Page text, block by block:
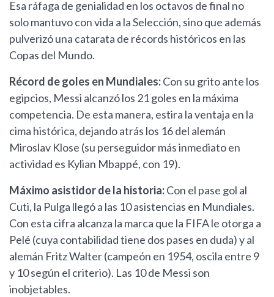
Esa ráfaga de genialidad en los octavos de final no
solo mantuvo con vida a la Selección, sino que además
pulverizó una catarata de récords históricos en las
Copas del Mundo.
Récord de goles en Mundiales:Con su grito ante los
egipcios, Messi alcanzó los 21 goles en la máxima
competencia. De esta manera, estira la ventaja en la
cima histórica, dejando atrás los 16 del alemán
Miroslav Klose (su perseguidor más inmediato en
actividad es Kylian Mbappé, con 19).
Máximo asistidor de la historia:Con el pase gol al
Cuti, la Pulga llegó a las 10 asistencias en Mundiales.
Con esta cifra alcanza la marca que la FIFA le otorga a
Pelé (cuya contabilidad tiene dos pases en duda) y al
alemán Fritz Walter (campeón en 1954, oscila entre 9
y 10 según el criterio). Las 10 de Messi son
inobjetables.